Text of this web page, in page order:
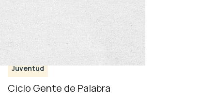
Juventud
Ciclo Gente de Palabra